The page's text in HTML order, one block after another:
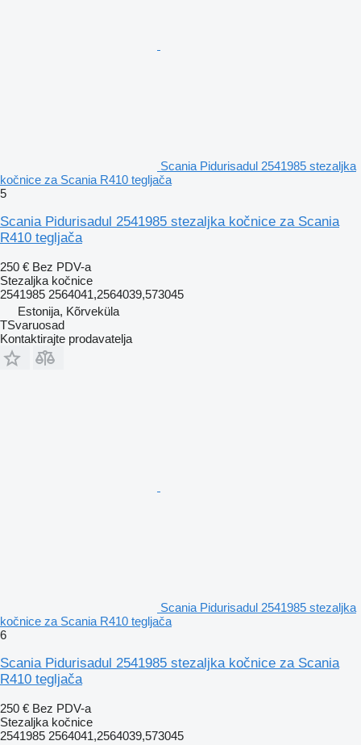
Scania Pidurisadul 2541985 stezaljkа
kočnice za Scania R410 tegljača
5
Scania Pidurisadul 2541985 stezaljka kočnice za Scania
R410 tegljača
250 € Bez PDV-a
Stezaljkа kočnice
2541985 2564041,2564039,573045
Estonija, Kõrveküla
TSvaruosad
Kontaktirajte prodavatelja
Scania Pidurisadul 2541985 stezaljkа
kočnice za Scania R410 tegljača
6
Scania Pidurisadul 2541985 stezaljka kočnice za Scania
R410 tegljača
250 € Bez PDV-a
Stezaljkа kočnice
2541985 2564041,2564039,573045